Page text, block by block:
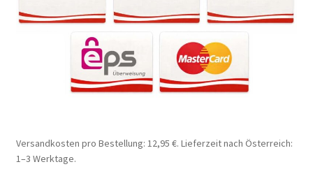
Versandkosten pro Bestellung: 12,95 €. Lieferzeit nach Österreich:
1–3 Werktage.